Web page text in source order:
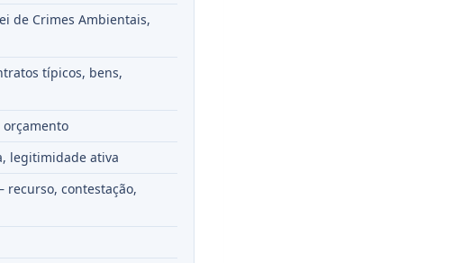
de Crimes Ambientais,
típicos, bens,
orçamento
legitimidade ativa
recurso, contestação,